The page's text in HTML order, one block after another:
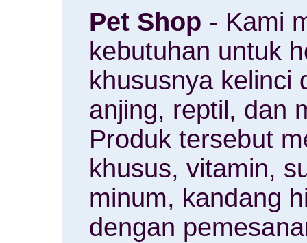
Pet Shop - Kami
kebutuhan untuk
khususnya kelinci
anjing, reptil, dan
Produk tersebut
khusus, vitamin,
minum, kandang
dengan